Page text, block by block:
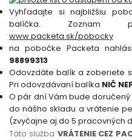
Vyhľadajte si najbližšiu
balíčka. Zoznam
www.packeta.sk/pobocky
na pobočke Packeta
98899313
Odovzdáte balík a zoberiete
Pri odovzdávaní balíka NIČ
O pár dní Vám bude
do nášho skladu a vrátenie
(zvyčajne aj do 5 pracovných
Táto služba VRÁTENIE CEZ